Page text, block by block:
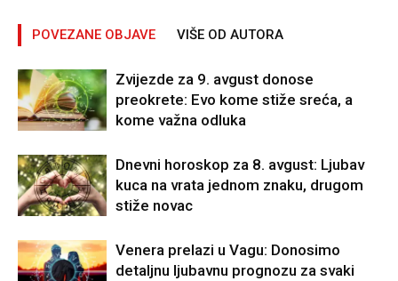
POVEZANE OBJAVE VIŠE OD AUTORA
Zvijezde za 9. avgust donose
preokrete: Evo kome stiže sreća, a
kome važna odluka
Dnevni horoskop za 8. avgust: Ljubav
kuca na vrata jednom znaku, drugom
stiže novac
Venera prelazi u Vagu: Donosimo
detaljnu ljubavnu prognozu za svaki